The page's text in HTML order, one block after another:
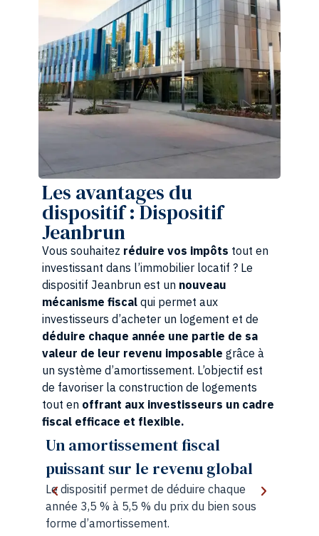
Les avantages du
dispositif : Dispositif
Jeanbrun
Vous souhaitez réduire vos impôts tout en
investissant dans l’immobilier locatif ? Le
dispositif Jeanbrun est un nouveau
mécanisme fiscal qui permet aux
investisseurs d’acheter un logement et de
déduire chaque année une partie de sa
valeur de leur revenu imposable grâce à
un système d’amortissement. L’objectif est
de favoriser la construction de logements
tout en offrant aux investisseurs un cadre
fiscal efficace et flexible.
La possibilité de créer un
déficit déductible du revenu
L’amortissement peut générer un déficit
foncier qui réduit l’imposition globale
jusqu’à 10 700 € par an ou jusqu’à 21 400